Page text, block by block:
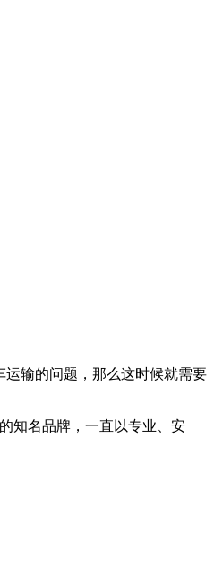
输的问题，那么这时候就需要
知名品牌，一直以专业、安